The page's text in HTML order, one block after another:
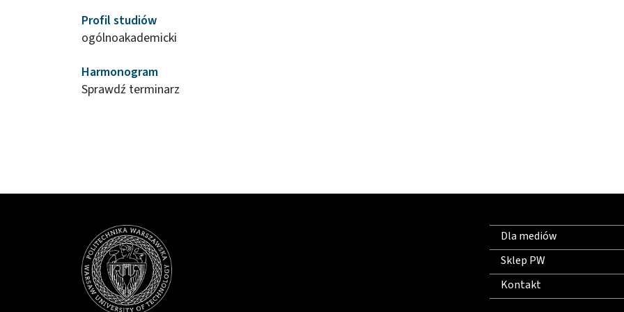
Profil studiów
ogólnoakademicki
Harmonogram
Sprawdź terminarz
Dla mediów
Sklep PW
Kontakt